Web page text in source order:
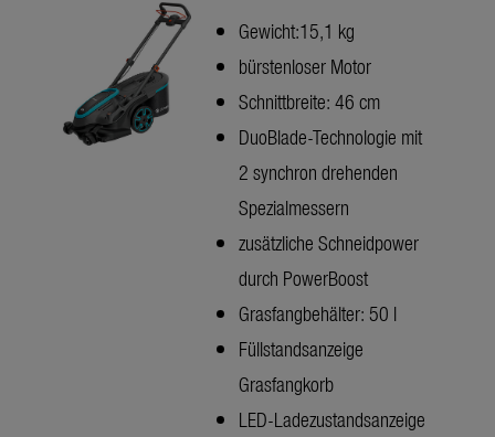
Gewicht:15,1 kg
bürstenloser Motor
Schnittbreite: 46 cm
DuoBlade-Technologie mit
2 synchron drehenden
Spezialmessern
zusätzliche Schneidpower
durch PowerBoost
Grasfangbehälter: 50 l
Füllstandsanzeige
Grasfangkorb
LED-Ladezustandsanzeige